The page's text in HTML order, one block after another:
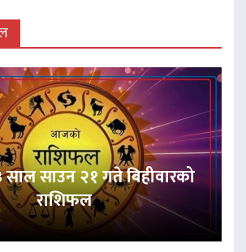
साउन २१ गते बिहीवारको
राशिफल